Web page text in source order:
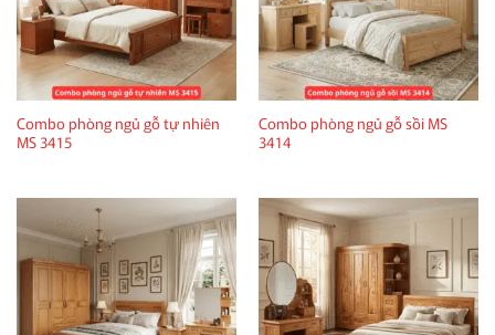
Combo phòng ngủ gỗ tự nhiên
MS 3415
Combo phòng ngủ gỗ sồi MS
3414